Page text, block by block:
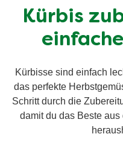
Kürbis
Kürbisse sind einfach
das perfekte
Schritt durch die
damit du das Beste